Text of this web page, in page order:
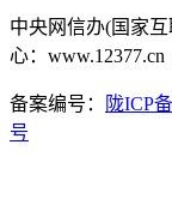
中央网信办(国家
心：www.12377.cn
备案编号： 陇ICP
号